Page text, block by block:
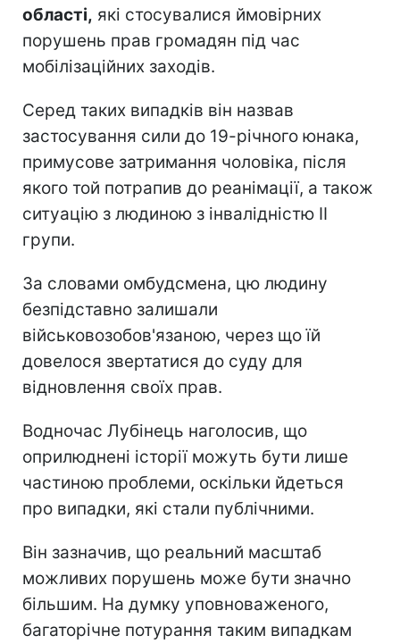
області, які стосувалися ймовірних
порушень прав громадян під час
мобілізаційних заходів.
Серед таких випадків він назвав
застосування сили до 19-річного юнака,
примусове затримання чоловіка, після
якого той потрапив до реанімації, а також
ситуацію з людиною з інвалідністю II
групи.
За словами омбудсмена, цю людину
безпідставно залишали
військовозобов'язаною, через що їй
довелося звертатися до суду для
відновлення своїх прав.
Водночас Лубінець наголосив, що
оприлюднені історії можуть бути лише
частиною проблеми, оскільки йдеться
про випадки, які стали публічними.
Він зазначив, що реальний масштаб
можливих порушень може бути значно
більшим. На думку уповноваженого,
багаторічне потурання таким випадкам